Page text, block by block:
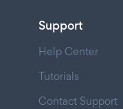
Support
Help Center
Tutorials
Contact Support